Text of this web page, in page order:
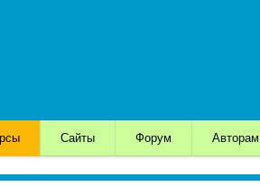
Сайты Форум Авторам